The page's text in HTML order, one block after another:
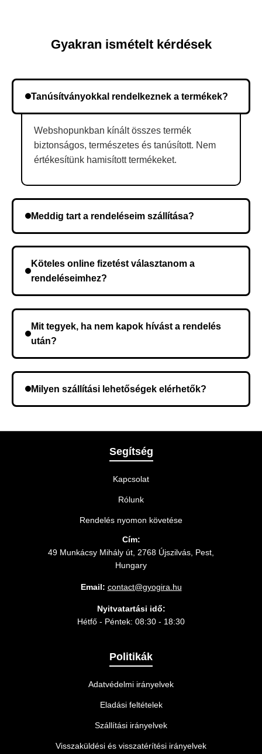
Gyakran ismételt kérdések
Tanúsítványokkal rendelkeznek a termékek?
Webshopunkban kínált összes termék
biztonságos, természetes és tanúsított. Nem
értékesítünk hamisított termékeket.
Meddig tart a rendeléseim szállítása?
kerül, és ez az időtartam függ a szállítási címtől.
Köteles online fizetést választanom a
rendeléseimhez?
Mit tegyek, ha nem kapok hívást a rendelés
után?
meg a rendelést.
Milyen szállítási lehetőségek elérhetők?
legmegfelelőbb szállítási módot.
Segítség
Kapcsolat
Rólunk
Rendelés nyomon követése
Cím:
49 Munkácsy Mihály út, 2768 Újszilvás, Pest,
Hungary
Email: contact@gyogira.hu
Nyitvatartási idő:
Hétfő - Péntek: 08:30 - 18:30
Politikák
Adatvédelmi irányelvek
Eladási feltételek
Szállítási irányelvek
Visszaküldési és visszatérítési irányelvek